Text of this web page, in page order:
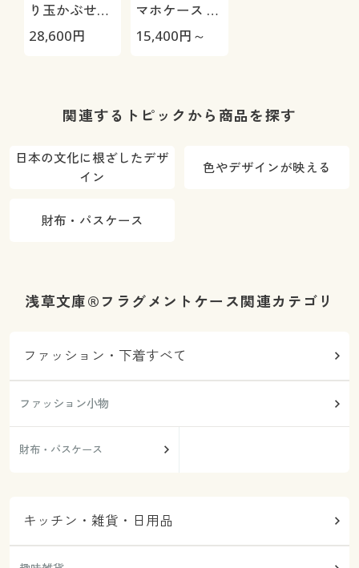
り玉かぶせ長
財布 藍染
28,600円
マホケース 藍
染
15,400円～
関連するトピックから商品を探す
日本の文化に根ざしたデザ
イン
色やデザインが映える
財布・パスケース
浅草文庫®フラグメントケース関連カテゴリ
ファッション・下着すべて
ファッション小物
財布・パスケース
キッチン・雑貨・日用品